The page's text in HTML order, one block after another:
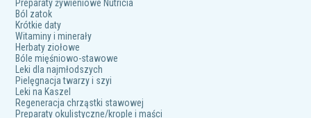
Preparaty żywieniowe Nutricia
Ból zatok
Krótkie daty
Witaminy i minerały
Herbaty ziołowe
Bóle mięśniowo-stawowe
Leki dla najmłodszych
Pielęgnacja twarzy i szyi
Leki na Kaszel
Regeneracja chrząstki stawowej
Preparaty okulistyczne/krople i maści